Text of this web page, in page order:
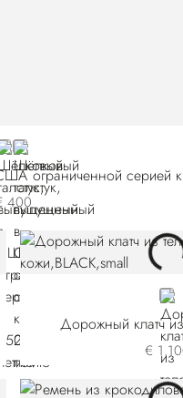
BLUE
ограниченной серией
400
Дорожный клатч
€